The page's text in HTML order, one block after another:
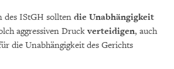
des IStGH sollten die Unabhängigkeit
aggressiven Druckverteidigen, auch
die Unabhängigkeit des Gerichts